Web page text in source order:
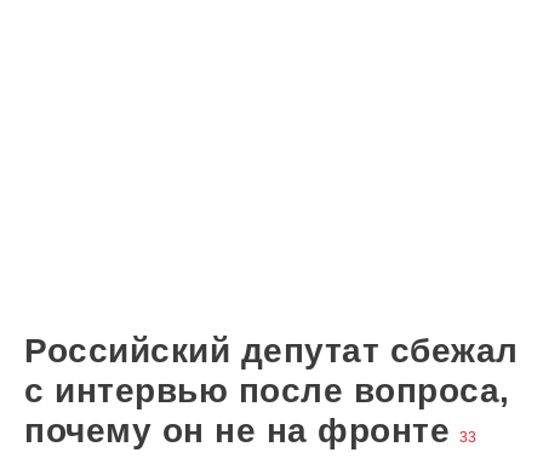
Российский депутат сбежал
с интервью после вопроса,
почему он не на фронте
33